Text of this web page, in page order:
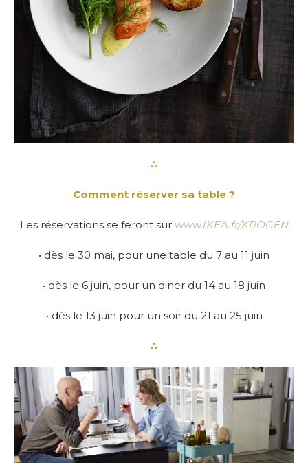
∴
Comment réserver sa table ?
Les réservations se feront sur www.IKEA.fr/KROGEN
• dès le 30 mai, pour une table du 7 au 11 juin
• dès le 6 juin, pour un diner du 14 au 18 juin
• dès le 13 juin pour un soir du 21 au 25 juin
∴